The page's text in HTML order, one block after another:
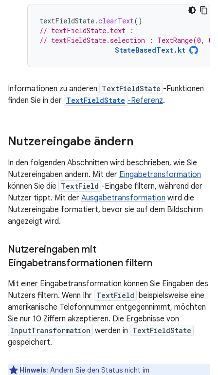
textFieldState.clearText()
// textFieldState.text :
// textFieldState.selection : TextRange(0, 0)
StateBasedText.kt
Informationen zu anderen TextFieldState -Funktionen
finden Sie in der TextFieldState -Referenz.
Nutzereingabe ändern
In den folgenden Abschnitten wird beschrieben, wie Sie
Nutzereingaben ändern. Mit der Eingabetransformation
können Sie die TextField -Eingabe filtern, während der
Nutzer tippt. Mit der Ausgabetransformation wird die
Nutzereingabe formatiert, bevor sie auf dem Bildschirm
angezeigt wird.
Nutzereingaben mit
Eingabetransformationen filtern
Mit einer Eingabetransformation können Sie Eingaben des
Nutzers filtern. Wenn Ihr TextField
beispielsweise eine
amerikanische Telefonnummer entgegennimmt, möchten
Sie nur 10 Ziffern akzeptieren. Die Ergebnisse von
InputTransformation werden in TextFieldState
gespeichert.
Hinweis: Ändern Sie den Status nicht im